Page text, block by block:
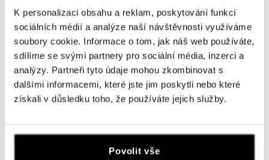
K personalizaci obsahu a reklam, poskytování funkcí
sociálních médií a analýze naší návštěvnosti využíváme
soubory cookie. Informace o tom, jak náš web používáte,
sdílíme se svými partnery pro sociální média, inzerci a
analýzy. Partneři tyto údaje mohou zkombinovat s
dalšími informacemi, které jste jim poskytli nebo které
získali v důsledku toho, že používáte jejich služby.
Povolit vše
ALOve OC Nový Smíchov, Praha 5
Plzeňská 8, 150 00 Praha 5 - Anděl
dnes otevřeno od 09:00
ALOve OC Olympia, Brno
U Dálnice 777, 664 42 Brno
ALOve Westfield Černý most, Praha 9